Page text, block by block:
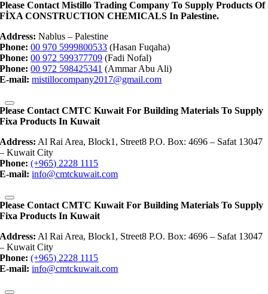
Please Contact Mistillo Trading Company To Supply Products Of
FİXA CONSTRUCTION CHEMICALS In Palestine.
Address: Nablus – Palestine
Phone: 00 970 5999800533 (Hasan Fuqaha)
Phone: 00 972 599377709 (Fadi Nofal)
Phone: 00 972 598425341 (Ammar Abu Ali)
E-mail: mistillocompany2017@gmail.com
Please Contact CMTC Kuwait For Building Materials To Supply
Fixa Products In Kuwait
Address: Al Rai Area, Block1, Street8 P.O. Box: 4696 – Safat 13047
– Kuwait City
Phone: (+965) 2228 1115
E-mail: info@cmtckuwait.com
Please Contact CMTC Kuwait For Building Materials To Supply
Fixa Products In Kuwait
Address: Al Rai Area, Block1, Street8 P.O. Box: 4696 – Safat 13047
– Kuwait City
Phone: (+965) 2228 1115
E-mail: info@cmtckuwait.com